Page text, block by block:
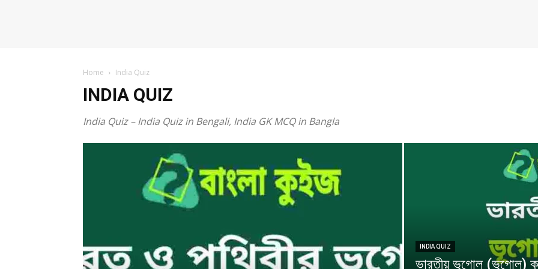
Home India Quiz
INDIA QUIZ
India Quiz – India Quiz in Bengali, India GK MCQ in Bangla
INDIA QUIZ
ভারতীয় ভূগোল (ভূগোল)